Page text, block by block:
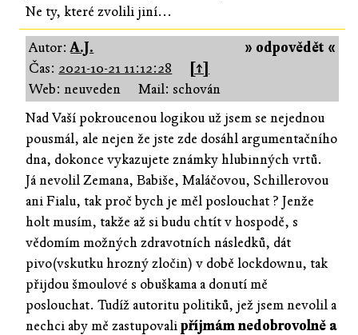
Ne ty, které zvolili jiní...
» odpovědět «
Autor:A.J.
Čas: 2021-10-21 11:12:28
[↑]
Web: neuveden
Mail: schován
Nad Vaší pokroucenou logikou už jsem se nejednou
pousmál, ale nejen že jste zde dosáhl argumentačního
dna, dokonce vykazujete známky hlubinných vrtů.
Já nevolil Zemana, Babiše, Maláčovou, Schillerovou
ani Fialu, tak proč bych je měl poslouchat ? Jenže
holt musím, takže až si budu chtít v hospodě, s
vědomím možných zdravotních následků, dát
pivo(vskutku hrozný zločin) v době lockdownu, tak
přijdou šmoulové s obuškama a donutí mě
poslouchat. Tudíž autoritu politiků, jež jsem nevolil a
nechci aby mě zastupovalipříjmám nedobrovolně a